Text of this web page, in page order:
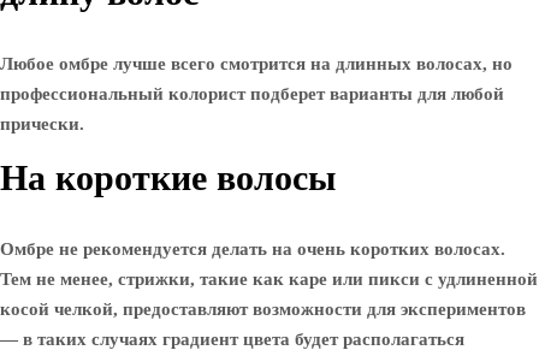
Любое омбре лучше всего смотрится на длинных волосах, но
профессиональный колорист подберет варианты для любой
прически.
На короткие волосы
Омбре не рекомендуется делать на очень коротких волосах.
Тем не менее, стрижки, такие как каре или пикси с удлиненной
косой челкой, предоставляют возможности для экспериментов
— в таких случаях градиент цвета будет располагаться